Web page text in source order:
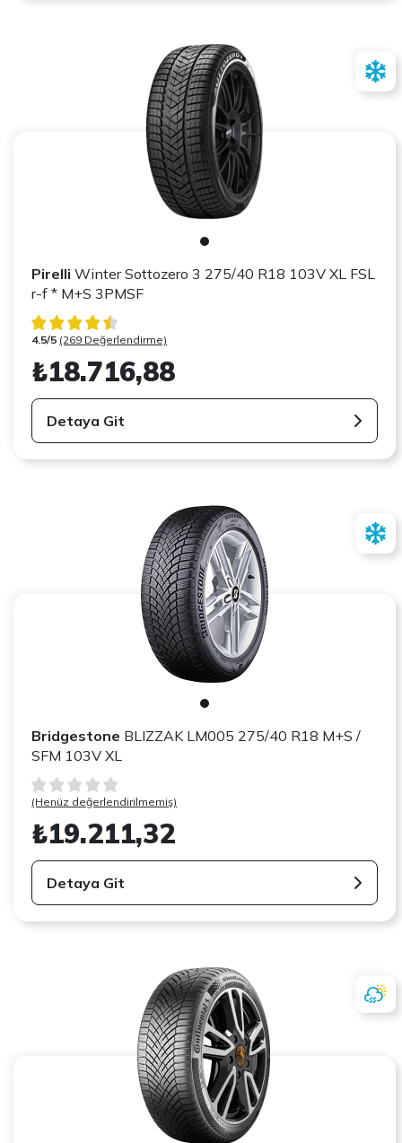
Pirelli Winter Sottozero 3 275/40 R18 103V XL FSL
r-f * M+S 3PMSF
4.5/5 (269 Değerlendirme)
₺18.716,88
Detaya Git
Bridgestone BLIZZAK LM005 275/40 R18 M+S /
SFM 103V XL
(Henüz değerlendirilmemiş)
₺19.211,32
Detaya Git